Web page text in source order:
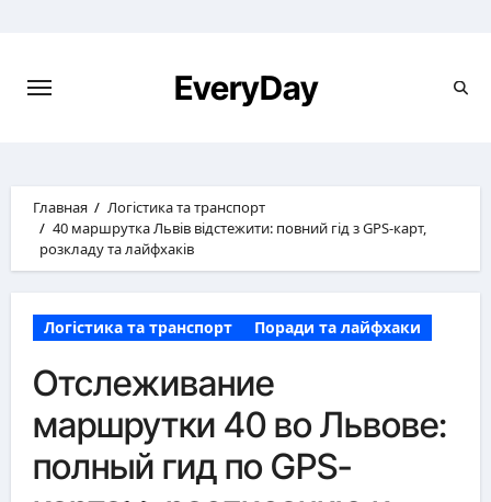
EveryDay
Главная
Логістика та транспорт
40 маршрутка Львів відстежити: повний гід з GPS-карт,
розкладу та лайфхаків
Логістика та транспорт Поради та лайфхаки
Отслеживание
маршрутки 40 во Львове:
полный гид по GPS-